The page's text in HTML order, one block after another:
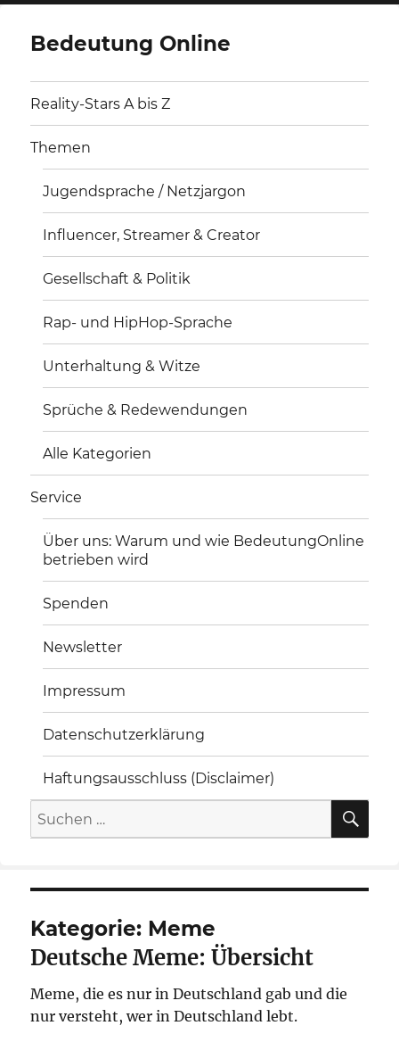
Bedeutung Online
Reality-Stars A bis Z
Themen
Jugendsprache / Netzjargon
Influencer, Streamer & Creator
Gesellschaft & Politik
Rap- und HipHop-Sprache
Unterhaltung & Witze
Sprüche & Redewendungen
Alle Kategorien
Service
Über uns: Warum und wie BedeutungOnline
betrieben wird
Spenden
Newsletter
Impressum
Datenschutzerklärung
Haftungsausschluss (Disclaimer)
Suche
nach:
Kategorie: Meme
Deutsche Meme: Übersicht
Meme, die es nur in Deutschland gab und die
nur versteht, wer in Deutschland lebt.